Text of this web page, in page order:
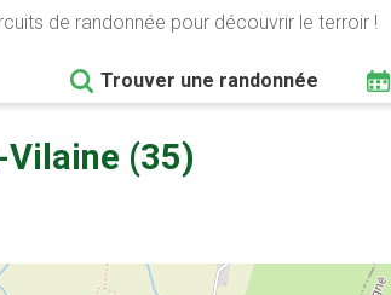
de randonnée pour découvrir le terroir !
Trouver une randonnée
Vilaine (35)